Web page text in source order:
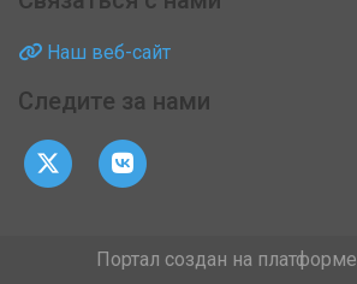
Наш веб-сайт
Следите за нами
Портал создан на платформе